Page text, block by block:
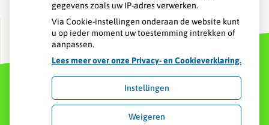
Contact
Uw Zorg Online|Beheer
gegevens zoals uw IP-adres verwerken.
Via Cookie-instellingen onderaan de website kunt
u op ieder moment uw toestemming intrekken of
aanpassen.
Lees meer over onze Privacy- en Cookieverklaring.
Instellingen
Weigeren